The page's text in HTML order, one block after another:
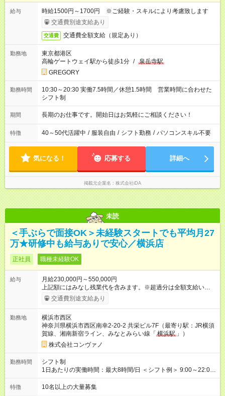
給与
時給1500円～1700円 ※ご経験・スキルにより考慮致します
交通費別途支給あり
交通費 交通費全額支給（規定あり）
勤務地
東京都港区
高輪ゲートウェイ駅から徒歩1分 / 泉岳寺駅
GREGORY
勤務時間
10:30～20:30 実働7.5時間／休憩1.5時間 営業時間に合わせた
シフト制
期間 長期のお仕事です。開始日はお気軽にご相談ください！
特徴 40～50代活躍中 / 服装自由 / シフト勤務 / パソコンスキル不要
気になる！ 応募する 詳細へ
掲載元企業名 株式会社iDA
未読
＜手ぶらで面接OK＞未経験スタートでも平均月27
万★研修中も給与ありで安心／横浜店
正社員 職種未経験OK
給与
月給230,000円～550,000円
上記額にはみなし残業代を含みます。※超過分は全額支給いたし
ます。 みなし残業代 8,940円／月 みなし残業時間 5.5時間／月
上記には、月5.5時間分のみなし残業代(8，940円)を含む。超過
円～ （期間中は契約社員） ※社内基準を満たした場合は、その
後正規登用可 【年収例】 ◆エリアマネージャー 月給25万円＋役
職手当3万円＋インセン14万5，781円＝42万5，781円 ◆店長
月給 25万円＋役職手当1万円＋インセン8万2，547円＝34万2，
547円 ◆社員(役職なし) 月給23万円＋インセン1万4701円＝24
万4，701円 ＜別途支給手当＞ ・インセンティブ：月10万円以
上も可能！ ・賞与：年2回(6月/12月)※業績による ・交通費：月
たり) ・回数：随時 ・反映時期：次月の給与から ・評価手法：
社内評価に基づく ※あなたの頑張りをしっかり評価します！で
交通費別途支給あり
勤務地
横浜市西区
神奈川県横浜市西区南幸2-20-2 共栄ビル7F（最寄り駅：JR横須
賀線、湘南新宿ライン、みなとみらい線「 横浜駅 」）
株式会社コンヴァノ
勤務時間
シフト制
1日あたりの実働時間：最大8時間/日 ＜シフト例＞ 9:00～22:00
でのシフト制（実働8時間／休憩60分） ※月平均の残業時間は、
17時間以下です。 ※営業時間は【平日】11：00～22：00、【土
特徴 10名以上の大量募集